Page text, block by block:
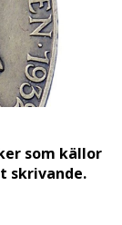
som källor
skrivande.